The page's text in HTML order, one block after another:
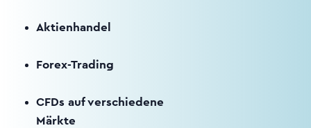
Aktienhandel
Forex-Trading
CFDs auf verschiedene
Märkte